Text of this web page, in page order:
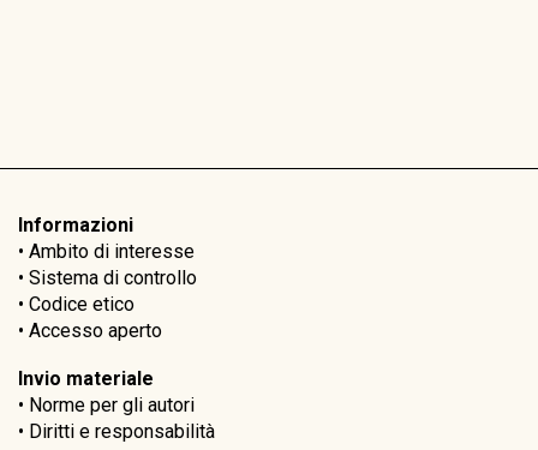
Informazioni
• Ambito di interesse
• Sistema di controllo
• Codice etico
• Accesso aperto
Invio materiale
• Norme per gli autori
• Diritti e responsabilità